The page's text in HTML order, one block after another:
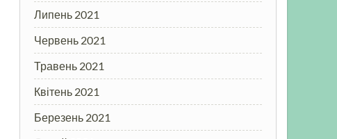
Липень 2021
Червень 2021
Травень 2021
Квітень 2021
Березень 2021